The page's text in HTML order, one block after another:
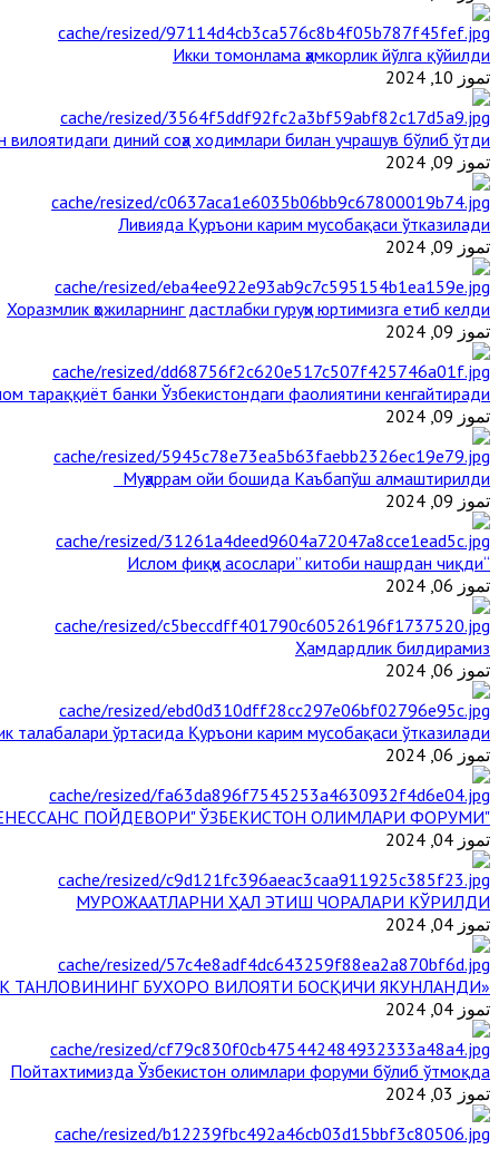
Икки томонлама ҳамкорлик йўлга қўйилди
تموز 10, 2024
вилоятидаги диний соҳа ходимлари билан учрашув бўлиб ўтди
تموز 09, 2024
Ливияда Қуръони карим мусобақаси ўтказилади
تموز 09, 2024
Хоразмлик ҳожиларнинг дастлабки гуруҳи юртимизга етиб келди
تموز 09, 2024
тараққиёт банки Ўзбекистондаги фаолиятини кенгайтиради
تموز 09, 2024
Муҳаррам ойи бошида Каъбапўш алмаштирилди
تموز 09, 2024
“Ислом фиқҳи асослари” китоби нашрдан чиқди
تموز 06, 2024
Ҳамдардлик билдирамиз
تموز 06, 2024
талабалари ўртасида Қуръони карим мусобақаси ўтказилади
تموز 06, 2024
"БУЮК АЖДОДЛАР МЕРОСИ – III РЕНЕССАНС ПОЙДЕВОРИ" ЎЗБЕКИСТОН ОЛИМЛАРИ ФОРУМИ
تموز 04, 2024
МУРОЖААТЛАРНИ ҲАЛ ЭТИШ ЧОРАЛАРИ КЎРИЛДИ
تموز 04, 2024
«ЙИЛ ИМОМИ – 2024» КЎРИК ТАНЛОВИНИНГ БУХОРО ВИЛОЯТИ БОСҚИЧИ ЯКУНЛАНДИ
تموز 04, 2024
Пойтахтимизда Ўзбекистон олимлари форуми бўлиб ўтмоқда
تموز 03, 2024